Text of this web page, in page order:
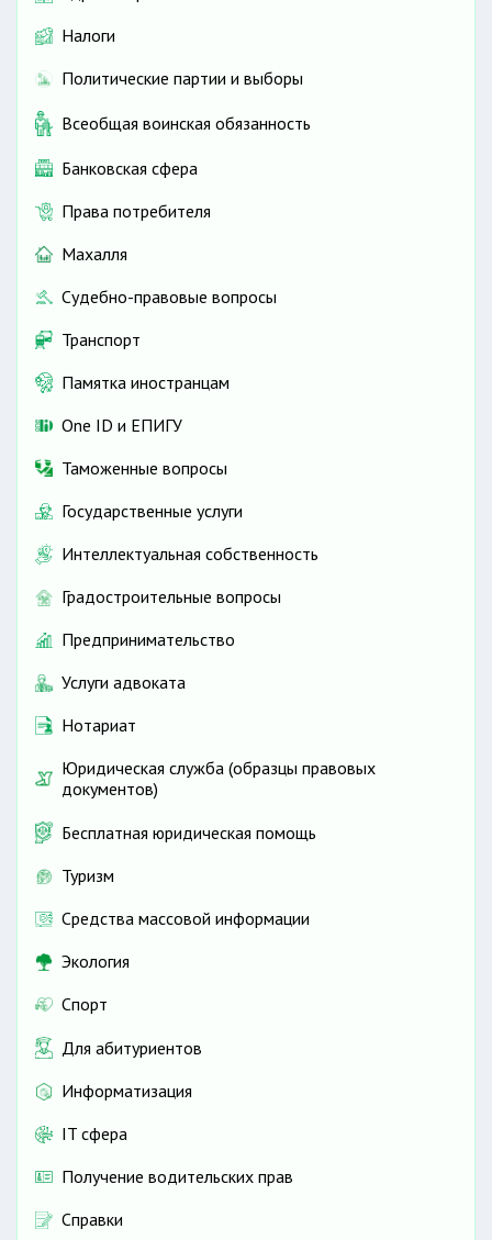
Налоги
Политические партии и выборы
Всеобщая воинская обязанность
Банковская сфера
Права потребителя
Махалля
Судебно-правовые вопросы
Транспорт
Памятка иностранцам
One ID и ЕПИГУ
Таможенные вопросы
Государственные услуги
Интеллектуальная собственность
Градостроительные вопросы
Предпринимательство
Услуги адвоката
Нотариат
Юридическая служба (образцы правовых
документов)
Бесплатная юридическая помощь
Туризм
Средства массовой информации
Экология
Спорт
Для абитуриентов
Информатизация
IT сфера
Получение водительских прав
Справки